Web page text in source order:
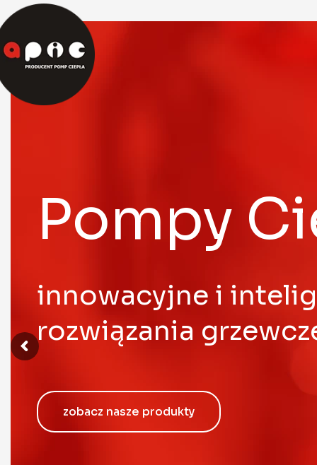
innowacyjne i
rozwiązania
zobacz nasze produkty
Pompy